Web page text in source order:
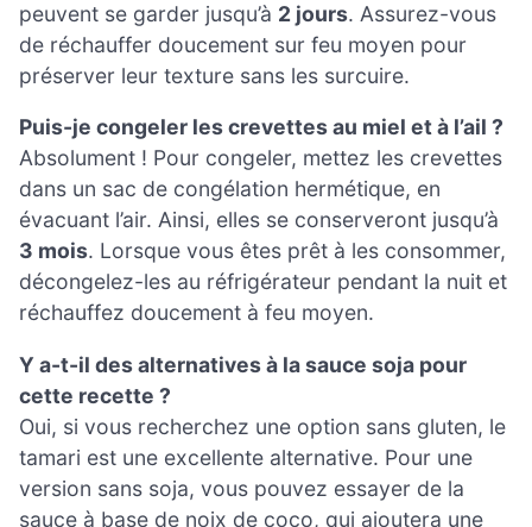
peuvent se garder jusqu’à 2 jours. Assurez-vous
de réchauffer doucement sur feu moyen pour
préserver leur texture sans les surcuire.
Puis-je congeler les crevettes au miel et à l’ail ?
Absolument ! Pour congeler, mettez les crevettes
dans un sac de congélation hermétique, en
évacuant l’air. Ainsi, elles se conserveront jusqu’à
3 mois. Lorsque vous êtes prêt à les consommer,
décongelez-les au réfrigérateur pendant la nuit et
réchauffez doucement à feu moyen.
Y a-t-il des alternatives à la sauce soja pour
cette recette ?
Oui, si vous recherchez une option sans gluten, le
tamari est une excellente alternative. Pour une
version sans soja, vous pouvez essayer de la
sauce à base de noix de coco, qui ajoutera une